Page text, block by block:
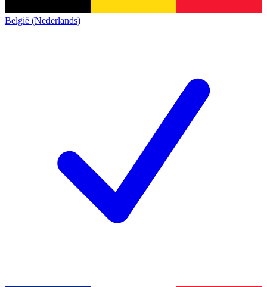
België (Nederlands)